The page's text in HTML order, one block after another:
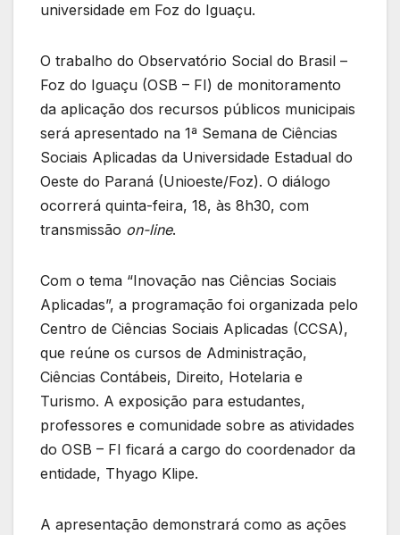
universidade em Foz do Iguaçu.
O trabalho do Observatório Social do Brasil –
Foz do Iguaçu (OSB – FI) de monitoramento
da aplicação dos recursos públicos municipais
será apresentado na 1ª Semana de Ciências
Sociais Aplicadas da Universidade Estadual do
Oeste do Paraná (Unioeste/Foz). O diálogo
ocorrerá quinta-feira, 18, às 8h30, com
transmissão on-line.
Com o tema “Inovação nas Ciências Sociais
Aplicadas”, a programação foi organizada pelo
Centro de Ciências Sociais Aplicadas (CCSA),
que reúne os cursos de Administração,
Ciências Contábeis, Direito, Hotelaria e
Turismo. A exposição para estudantes,
professores e comunidade sobre as atividades
do OSB – FI ficará a cargo do coordenador da
entidade, Thyago Klipe.
A apresentação demonstrará como as ações